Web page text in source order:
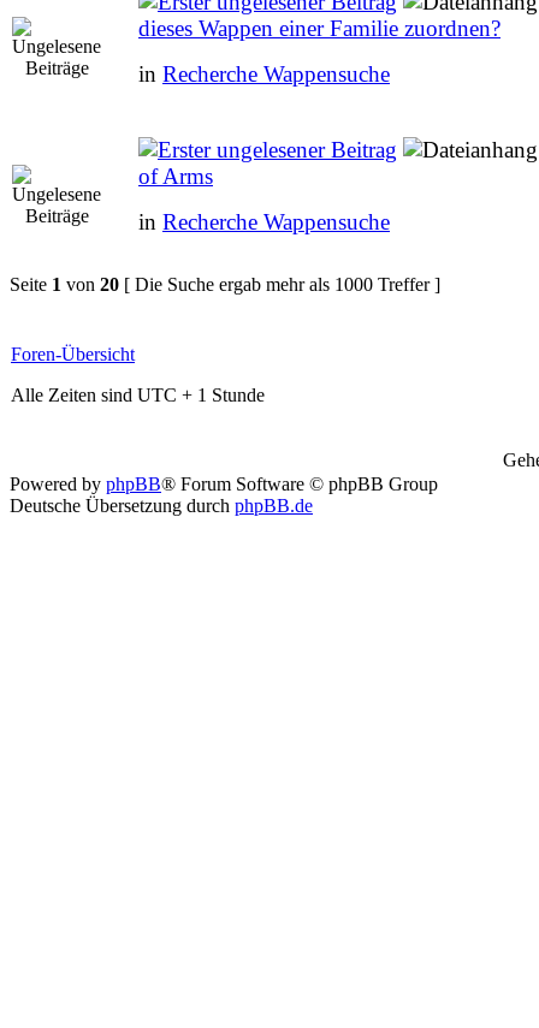
dieses Wappen einer Familie zuordnen?
in Recherche Wappensuche
of Arms
in Recherche Wappensuche
Seite 1 von 20 [ Die Suche ergab mehr als 1000 Treffer ]
Foren-Übersicht
Alle Zeiten sind UTC + 1 Stunde
Powered by phpBB® Forum Software © phpBB Group
Deutsche Übersetzung durch phpBB.de